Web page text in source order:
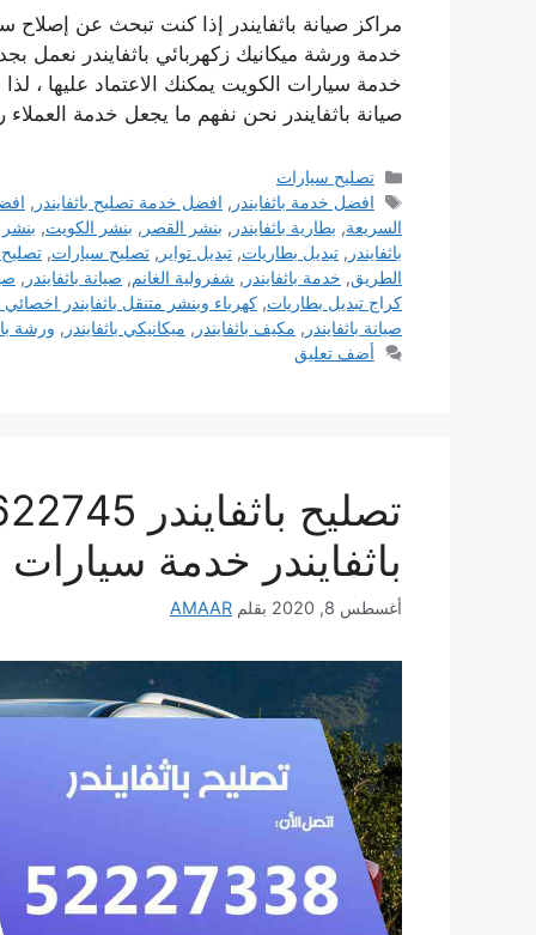
مراكز صيانة باثفايندر إذا كنت تبحث عن
خدمة ورشة ميكانيك زكهربائي باثفايندر نعمل
خدمة سيارات الكويت يمكنك الاعتماد عليها ،
صيانة باثفايندر نحن نفهم ما يجعل خدمة
التصنيفات
تصليح سيارات
الوسوم
افضل خدمة باثفايندر , افضل خدمة تصليح باثفايندر ,
السريعة, بطارية باثفايندر , بنشر القصر , بنشر الكويت, بنشر
باثفايندر , تبديل بطاريات, تبديل تواير , تصليح سيارات, تصليح
الطريق, خدمة باثفايندر , شفرولية الغانم, صيانة باثفايندر ,
كراج تبديل بطاريات, كهرباء وبنشر متنقل باثفايندر اخصائي
صيانة باثفايندر , مكيف باثفايندر , ميكانيكي باثفايندر , ورشة
أضف تعليق
باثفايندر خدمة سيارات
أغسطس 8, 2020 بقلم AMAAR